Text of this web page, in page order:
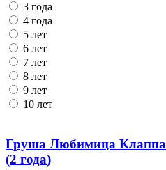
3 года
4 года
5 лет
6 лет
7 лет
8 лет
9 лет
10 лет
Груша Любимица Клаппа
(2 года)